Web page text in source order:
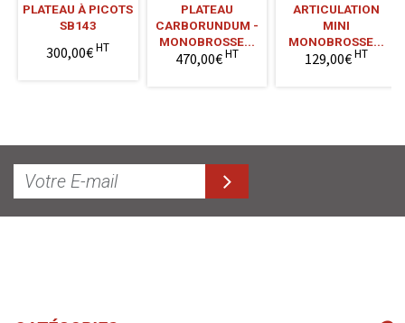
PLATEAU À PICOTS
SB143
300,00€HT
PLATEAU
CARBORUNDUM -
MONOBROSSE...
470,00€HT
ARTICULATION
MINI
MONOBROSSE...
129,00€HT